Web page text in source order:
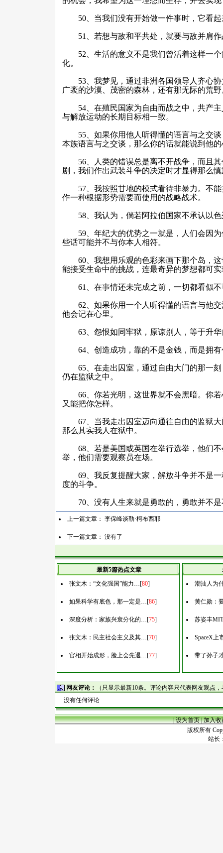
50 、当我们没有开始做一件事时，它看
51 、若想与敌和平共处，就要与敌并肩
52 、生活的意义不是我们曾活着这样一
化。
53 、我梦见，通过非洲各国领导人齐心
广袤的沙漠、茂密的森林，还有那无际的荒野
54 、在殖民国家为自由而战之中，共产
与解放运动的长期目标相一致。
55 、如果你用他人听得懂的语言与之交
本族语言与之交谈，那么你的话就能说到他
56 、人类的错误总是离不开战争，而且
剧，我们作出武装斗争的决定时才显得那么
57 、我按照甘地的模式看待非暴力。不
作一种根据形势需要而使用的战略战术。
58 、我认为，倘若阿拉伯国家不承认以
59 、年纪大的优势之一就是，人们会因
些话可能并不与你本人相符。
60 、我想用乐观的色彩来画下那个岛，
能接受生命中的挑战，连最奇异的梦想都可
61 、在事情还未完成之前，一切都看似
62 、如果你用一个人听得懂的语言与他
他会记在心里。
63 、怨恨如同牢狱，原谅别人，等于升
64 、创造成功，靠的不是金钱，而是拥
65 、在走出囚室，通过自由大门的那一
仍在监狱之中。
66 、你若光明，这世界就不会黑暗。你
又能把你怎样。
67 、当我走出囚室迈向通往自由的监狱
那么其实我人在狱中。
68 、若是美国或英国在举行选举，他们
举，他们需要观察员在场。
69 、我反复提醒大家，解放斗争并不是
度的斗争。
70 、没有人生来就是勇敢的，勇敢并不
上一篇文章： 李保峰谈勒·柯布西耶
下一篇文章： 没有了
最新5篇热点文章
张文木：“文化强国”能力…[80]
如果科学有底色，那一定是…[86]
深度分析：家族兴衰分化的…[75]
张文木：民主社会主义及其…[70]
官相开始成形，脸上会先退…[77]
潮汕人为
黄仁勋：
苏姿丰
SpaceX
带了孙子
网友评论：
（只显示最新10条。评论内容只代表网友观点
没有任何评论
|设为首页|加入收
版权所有
站长